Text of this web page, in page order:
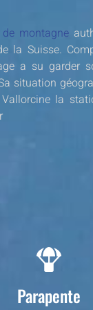
montagne
la Suisse.
a su garder
situation
la
Parapente